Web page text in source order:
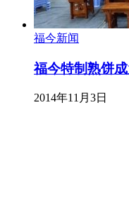
福今新闻
福今特制熟饼
2014年11月3日